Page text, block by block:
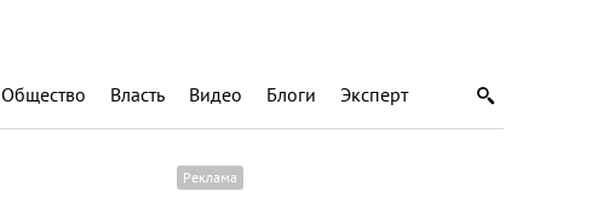
Общество Власть Видео Блоги Эксперт